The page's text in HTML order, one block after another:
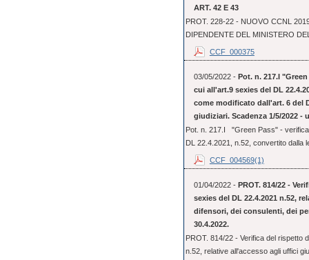
ART. 42 E 43
PROT. 228-22 - NUOVO CCNL
DIPENDENTE DEL MINISTERO
CCF_000375
03/05/2022 - Pot. n. 217.I
cui all'art.9 sexies del DL
come modificato dall'art. 6 del
giudiziari. Scadenza 1/5/2022 -
Pot. n. 217.I "Green Pass" -
DL 22.4.2021, n.52, convertito dalla
CCF_004569(1)
01/04/2022 - PROT. 814/22 -
sexies del DL 22.4.2021 n.52,
difensori, dei consulenti, dei
30.4.2022.
PROT. 814/22 - Verifica del rispetto
n.52, relative all'accesso agli uffici